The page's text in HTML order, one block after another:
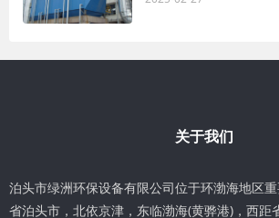
关于我们
泊头市绿洲环保设备有限公司位于环渤海地区
省泊头市，北依京津，东临渤海(黄骅港)，西距